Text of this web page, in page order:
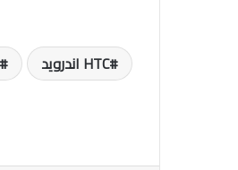
HTC اندرويد